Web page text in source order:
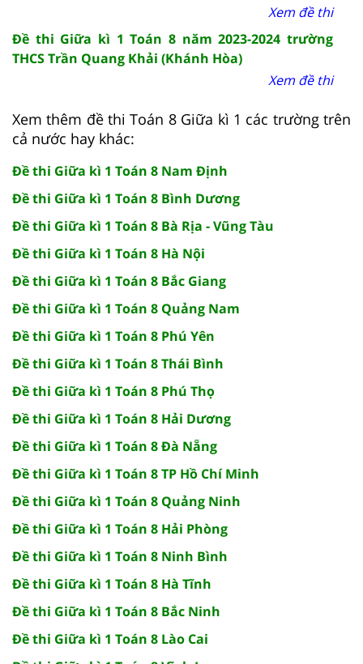
Xem đề thi
Đề thi Giữa kì 1 Toán 8 năm 2023-2024 trường
THCS Trần Quang Khải (Khánh Hòa)
Xem đề thi
Xem thêm đề thi Toán 8 Giữa kì 1 các trường trên
cả nước hay khác:
Đề thi Giữa kì 1 Toán 8 Nam Định
Đề thi Giữa kì 1 Toán 8 Bình Dương
Đề thi Giữa kì 1 Toán 8 Bà Rịa - Vũng Tàu
Đề thi Giữa kì 1 Toán 8 Hà Nội
Đề thi Giữa kì 1 Toán 8 Bắc Giang
Đề thi Giữa kì 1 Toán 8 Quảng Nam
Đề thi Giữa kì 1 Toán 8 Phú Yên
Đề thi Giữa kì 1 Toán 8 Thái Bình
Đề thi Giữa kì 1 Toán 8 Phú Thọ
Đề thi Giữa kì 1 Toán 8 Hải Dương
Đề thi Giữa kì 1 Toán 8 Đà Nẵng
Đề thi Giữa kì 1 Toán 8 TP Hồ Chí Minh
Đề thi Giữa kì 1 Toán 8 Quảng Ninh
Đề thi Giữa kì 1 Toán 8 Hải Phòng
Đề thi Giữa kì 1 Toán 8 Ninh Bình
Đề thi Giữa kì 1 Toán 8 Hà Tĩnh
Đề thi Giữa kì 1 Toán 8 Bắc Ninh
Đề thi Giữa kì 1 Toán 8 Lào Cai